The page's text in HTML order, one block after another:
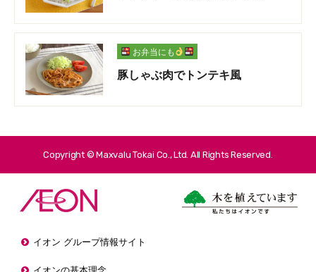
お弁当にも
豚しゃぶ肉でトンテキ風
Copyright © Maxvalu Tokai Co., Ltd. All Rights Reserved.
イオン グループ情報サイト